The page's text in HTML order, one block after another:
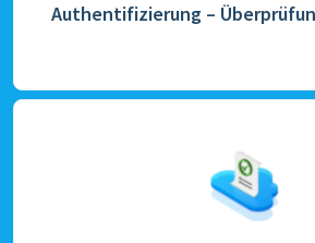
Authentifizierung –